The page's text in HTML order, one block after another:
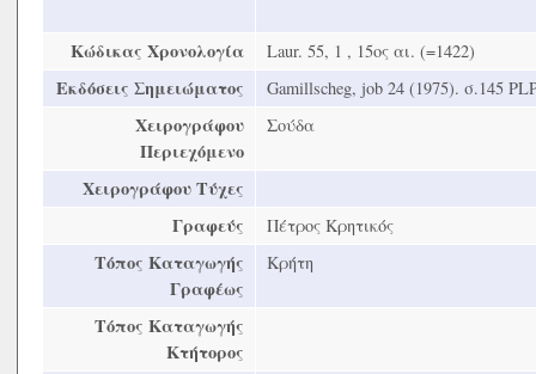
Κώδικας Χρονολογία Laur. 55, 1 , 15ος αι. (=1422)
Εκδόσεις Σημειώματος Gamillscheg, job 24 (1975). σ.145
Χειρογράφου
Περιεχόμενο
Σούδα
Χειρογράφου Τύχες
Γραφεύς
Πέτρος Κρητικός
Τόπος Καταγωγής
Γραφέως
Κρήτη
Τόπος Καταγωγής
Κτήτορος